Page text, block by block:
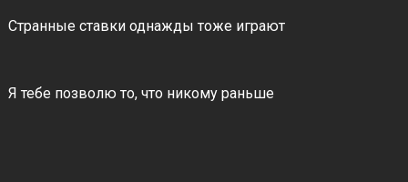
Странные ставки однажды тоже играют
Я тебе позволю то, что никому раньше